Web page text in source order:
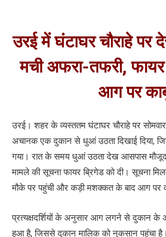
उरई में घंटाघर चौराहे पर
मची अफरा-तफरी, फायर
आग पर
उरई। शहर के व्यस्ततम घंटाघर चौराहे पर
अचानक एक दुकान से धुआं उठता दिखाई दिया,
गया। रात के समय धुआं उठता देख आसपास मौजूद
मामले की सूचना फायर ब्रिगेड को दी। सूचना
मौके पर पहुंची और कड़ी मशक्कत के बाद आग पर
प्रत्यक्षदर्शियों के अनुसार आग लगने से दुकान के
हुआ है, जिससे दुकान मालिक को नुकसान पहुंचा